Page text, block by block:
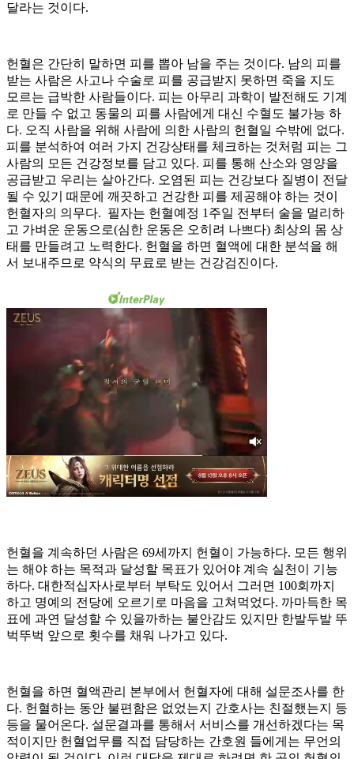
달라는 것이다.
헌혈은 간단히 말하면 피를 뽑아 남을 주는 것이다. 남의 피를
받는 사람은 사고나 수술로 피를 공급받지 못하면 죽을 지도
모르는 급박한 사람들이다. 피는 아무리 과학이 발전해도 기계
로 만들 수 없고 동물의 피를 사람에게 대신 수혈도 불가능 하
다. 오직 사람을 위해 사람에 의한 사람의 헌혈일 수밖에 없다.
피를 분석하여 여러 가지 건강상태를 체크하는 것처럼 피는 그
사람의 모든 건강정보를 담고 있다. 피를 통해 산소와 영양을
공급받고 우리는 살아간다. 오염된 피는 건강보다 질병이 전달
될 수 있기 때문에 깨끗하고 건강한 피를 제공해야 하는 것이
헌혈자의 의무다. 필자는 헌혈예정 1주일 전부터 술을 멀리하
고 가벼운 운동으로(심한 운동은 오히려 나쁘다) 최상의 몸 상
태를 만들려고 노력한다. 헌혈을 하면 혈액에 대한 분석을 해
서 보내주므로 약식의 무료로 받는 건강검진이다.
헌혈을 계속하던 사람은 69세까지 헌혈이 가능하다. 모든 행위
는 해야 하는 목적과 달성할 목표가 있어야 계속 실천이 기능
하다. 대한적십자사로부터 부탁도 있어서 그러면 100회까지
하고 명예의 전당에 오르기로 마음을 고쳐먹었다. 까마득한 목
표에 과연 달성할 수 있을까하는 불안감도 있지만 한발두발 뚜
벅뚜벅 앞으로 횟수를 채워 나가고 있다.
헌혈을 하면 혈액관리 본부에서 헌혈자에 대해 설문조사를 한
다. 헌혈하는 동안 불편함은 없었는지 간호사는 친절했는지 등
등을 물어온다. 설문결과를 통해서 서비스를 개선하겠다는 목
적이지만 헌혈업무를 직접 담당하는 간호원 들에게는 무언의